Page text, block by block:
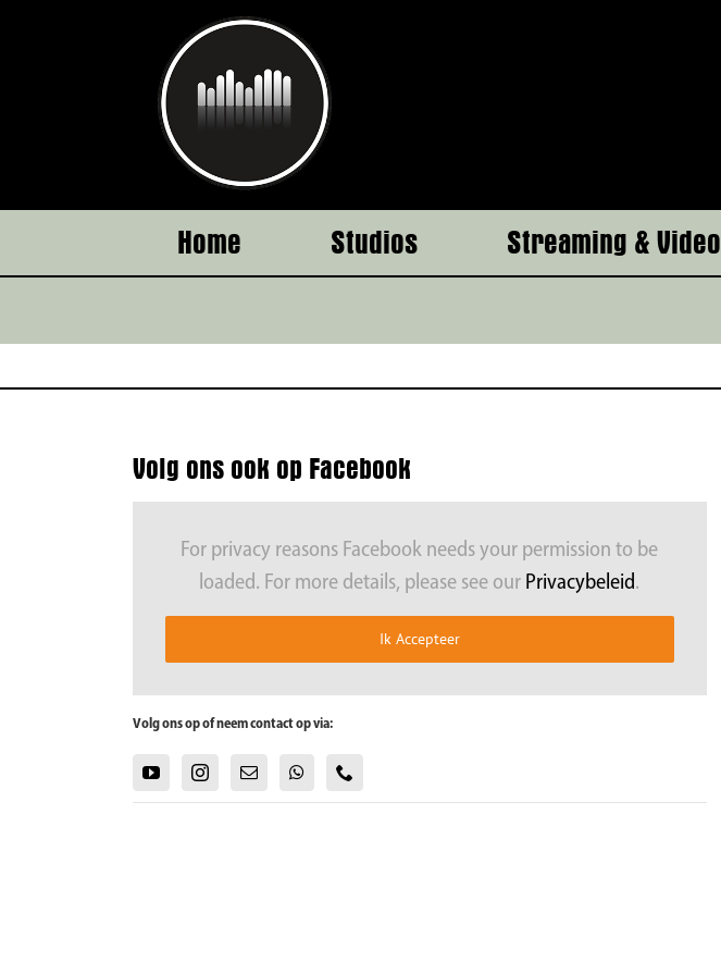
Home Studios Streaming & Video
Volg ons ook op Facebook
For privacy reasons Facebook needs your permission to be
loaded. For more details, please see our Privacybeleid.
Ik Accepteer
Volg ons op of neem contact op via: